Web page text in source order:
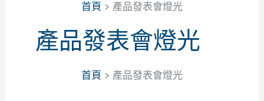
首頁 產品發表會燈光
產品發表會燈光
首頁 產品發表會燈光